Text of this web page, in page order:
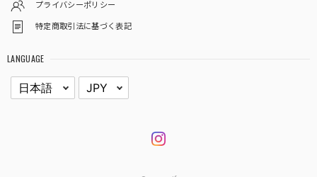
プライバシーポリシー
特定商取引法に基づく表記
LANGUAGE